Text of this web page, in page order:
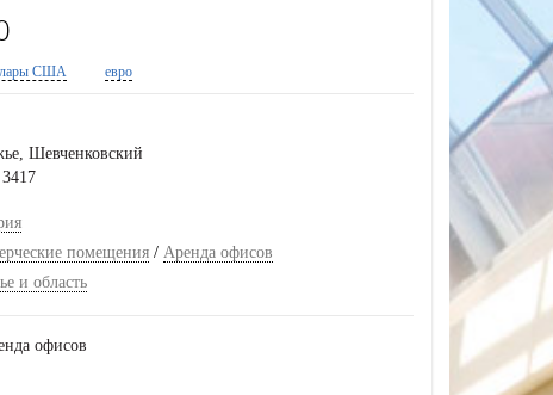
США евро
Шевченковский
помещения/ Аренда офисов
и область
офисов